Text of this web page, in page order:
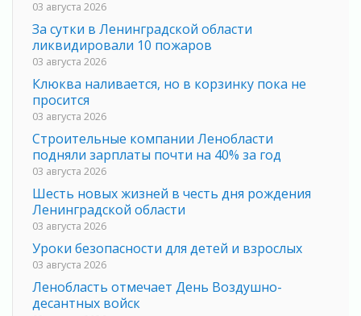
03 августа 2026
За сутки в Ленинградской области
ликвидировали 10 пожаров
03 августа 2026
Клюква наливается, но в корзинку пока не
просится
03 августа 2026
Строительные компании Ленобласти
подняли зарплаты почти на 40% за год
03 августа 2026
Шесть новых жизней в честь дня рождения
Ленинградской области
03 августа 2026
Уроки безопасности для детей и взрослых
03 августа 2026
Ленобласть отмечает День Воздушно-
десантных войск